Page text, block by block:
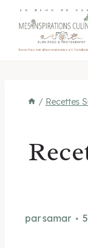
LE BLOG DE
Recettes méditerranéennes et
/ Recettes
parsamar